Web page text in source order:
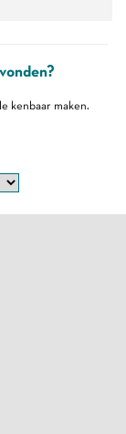
kenbaar maken.